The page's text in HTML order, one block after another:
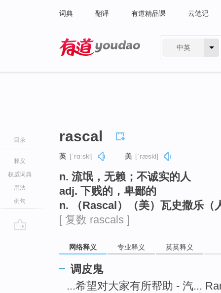
词典 翻译 有道精品课 云笔记
中英
目录
释义
权威词典
用法
例句
rascal
英 [ˈrɑːskl] 美 [ˈræskl]
n. 流氓，无赖；不诚实的人
adj. 下贱的，卑鄙的
n. （Rascal）（美）瓦史撒乐（
[ 复数 rascals ]
网络释义 专业释义 英英释义
调皮鬼
...希望对大家有所帮助 - 汽...